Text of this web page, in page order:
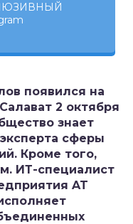
появился на
2 октября
знает
сферы
Кроме того,
ИТ-специалист
AT